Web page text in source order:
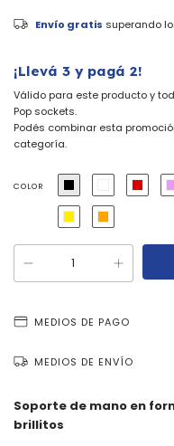
Envío gratis superando
¡Llevá 3 y pagá 2!
Válido para este producto y
Pop sockets.
Podés combinar esta
categoría.
COLOR
MEDIOS DE PAGO
MEDIOS DE ENVÍO
Soporte de mano en
brillitos